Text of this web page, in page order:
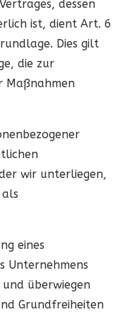
dessen
ist, dient Art. 6
Dies gilt
die zur
Maßnahmen
wir unterliegen,
eines
Unternehmens
überwiegen
Grundfreiheiten